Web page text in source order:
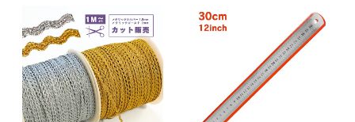
押さえピン マチバリ 待針